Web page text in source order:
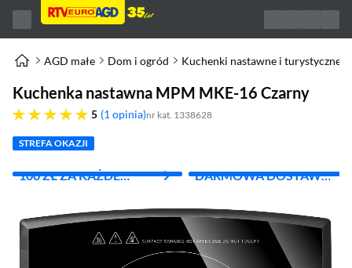
AGD małe Dom i ogród Kuchenki nastawne i turystyczne
Kuchenka nastawna MPM MKE-16 Czarny
5
pięć gwiazdek 1 opinia nr kat. 1338628
STREFA OKAZJI
100 ZŁ ZA KAŻDE
DARMOWA DOSTAWA